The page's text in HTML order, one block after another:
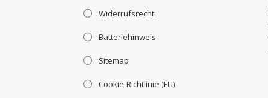
Widerrufsrecht
Batteriehinweis
Sitemap
Cookie-Richtlinie (EU)